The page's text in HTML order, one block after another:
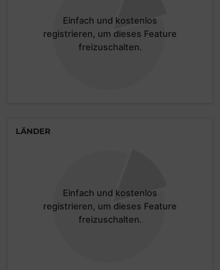
Einfach und kostenlos
registrieren, um dieses Feature
freizuschalten.
LÄNDER
Einfach und kostenlos
registrieren, um dieses Feature
freizuschalten.